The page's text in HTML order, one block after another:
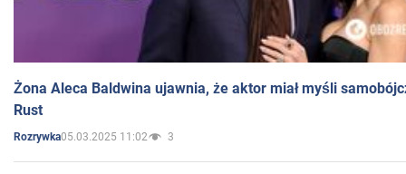
Żona Aleca Baldwina ujawnia, że aktor miał myśli
Rust
Rozrywka05.03.2025 11:02 3